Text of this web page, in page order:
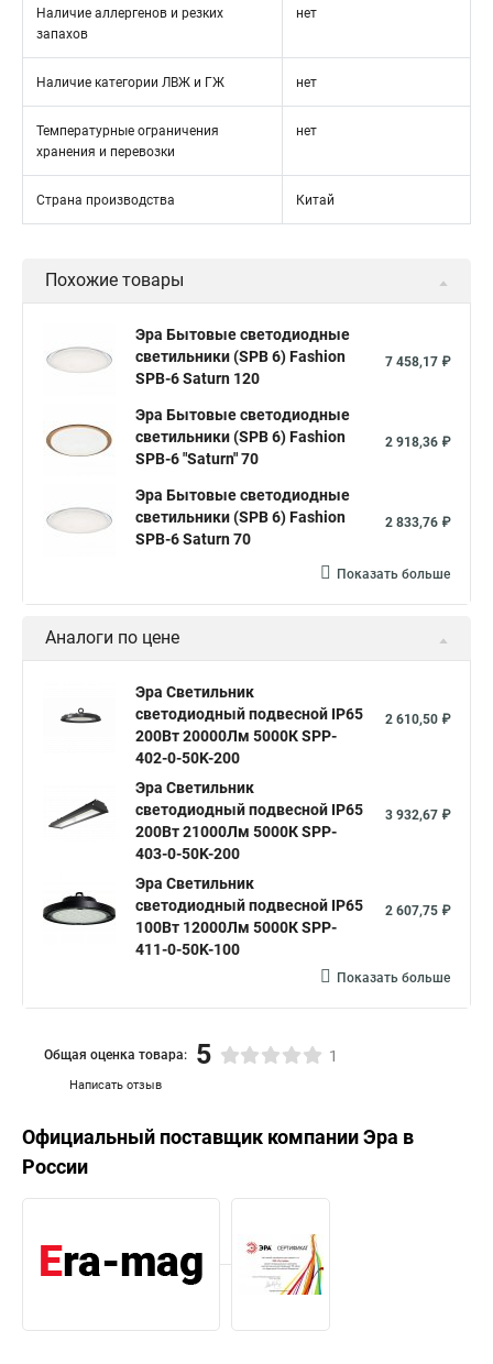
Наличие аллергенов и резких
запахов
нет
Наличие категории ЛВЖ и ГЖ нет
Температурные ограничения
хранения и перевозки
нет
Страна производства Китай
Похожие товары
Эра Бытовые светодиодные
светильники (SPB 6) Fashion
SPB-6 Saturn 120
7 458,17 ₽
Эра Бытовые светодиодные
светильники (SPB 6) Fashion
SPB-6 "Saturn" 70
2 918,36 ₽
Эра Бытовые светодиодные
светильники (SPB 6) Fashion
SPB-6 Saturn 70
2 833,76 ₽
Показать больше
Аналоги по цене
Эра Cветильник
cветодиодный подвесной IP65
200Вт 20000Лм 5000К SPP-
402-0-50K-200
2 610,50 ₽
Эра Cветильник
cветодиодный подвесной IP65
200Вт 21000Лм 5000К SPP-
403-0-50K-200
3 932,67 ₽
Эра Cветильник
cветодиодный подвесной IP65
100Вт 12000Лм 5000К SPP-
411-0-50K-100
2 607,75 ₽
Показать больше
Написать отзыв
Общая оценка товара: 5 1
Официальный поставщик компанииЭра в
России